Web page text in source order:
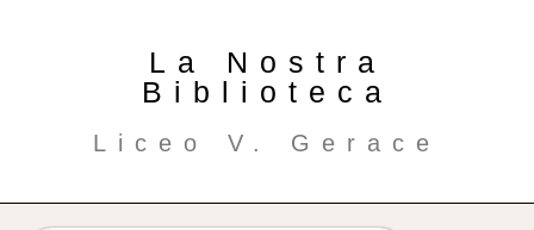
La Nostra
Biblioteca
Liceo V. Gerace